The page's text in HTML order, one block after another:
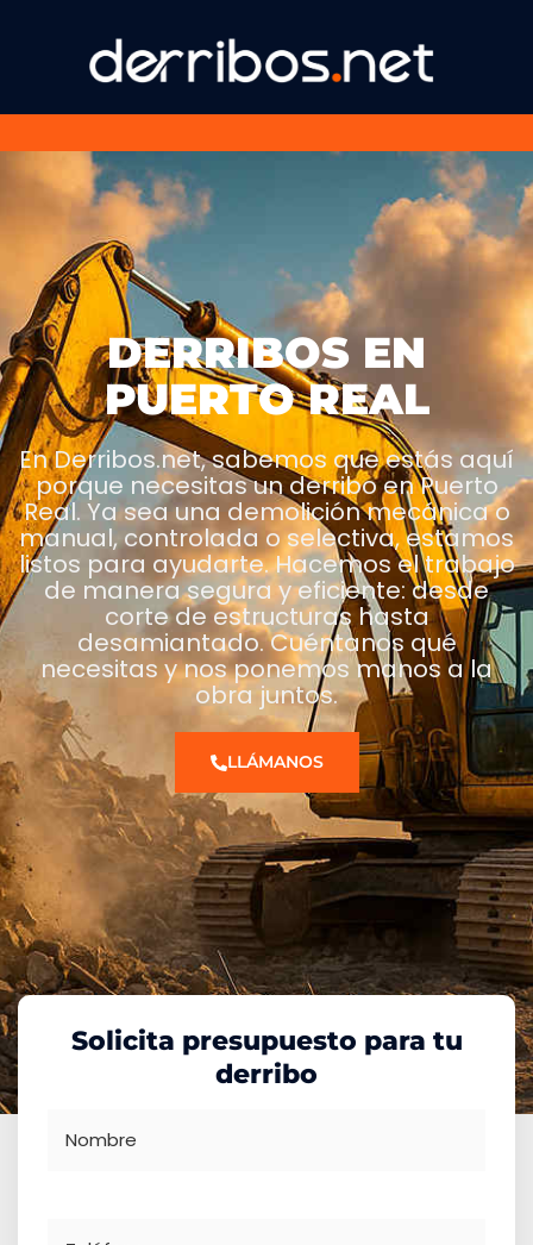
DERRIBOS EN
PUERTO REAL
En Derribos.net, sabemos que estás aquí
porque necesitas un derribo en Puerto
Real. Ya sea una demolición mecánica o
manual, controlada o selectiva, estamos
listos para ayudarte. Hacemos el trabajo
de manera segura y eficiente: desde
corte de estructuras hasta
desamiantado. Cuéntanos qué
necesitas y nos ponemos manos a la
obra juntos.
LLÁMANOS
Solicita presupuesto para tu
derribo